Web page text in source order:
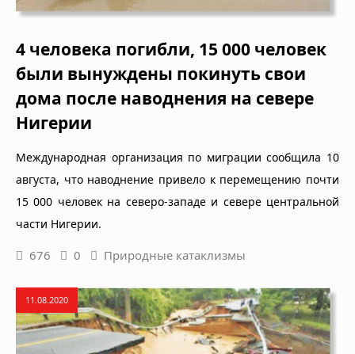
4 человека погибли, 15 000 человек
были вынуждены покинуть свои
дома после наводнения на севере
Нигерии
Международная организация по миграции сообщила 10
августа, что наводнение привело к перемещению почти
15 000 человек на северо-западе и севере центральной
части Нигерии.
676 0 Природные катаклизмы
11.08.2020